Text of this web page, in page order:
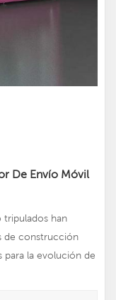
De Envío Móvil
tripulados han
de construcción
para la evolución de